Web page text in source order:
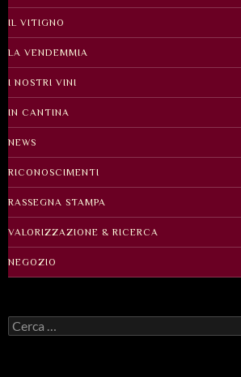
IL VITIGNO
LA VENDEMMIA
I NOSTRI VINI
IN CANTINA
NEWS
RICONOSCIMENTI
RASSEGNA STAMPA
VALORIZZAZIONE & RICERCA
NEGOZIO
Ricerca
per: